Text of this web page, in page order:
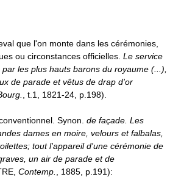
que l'on monte dans les cérémonies,
ou circonstances officielles. Le service
les plus hauts barons du royaume (...),
de parade et vêtus de drap d'or
, t.1, 1821-24, p.198).
Synon. de façade. Les
dames en moire, velours et falbalas,
tout l'appareil d'une cérémonie de
un air de parade et de
Contemp., 1885, p.191):